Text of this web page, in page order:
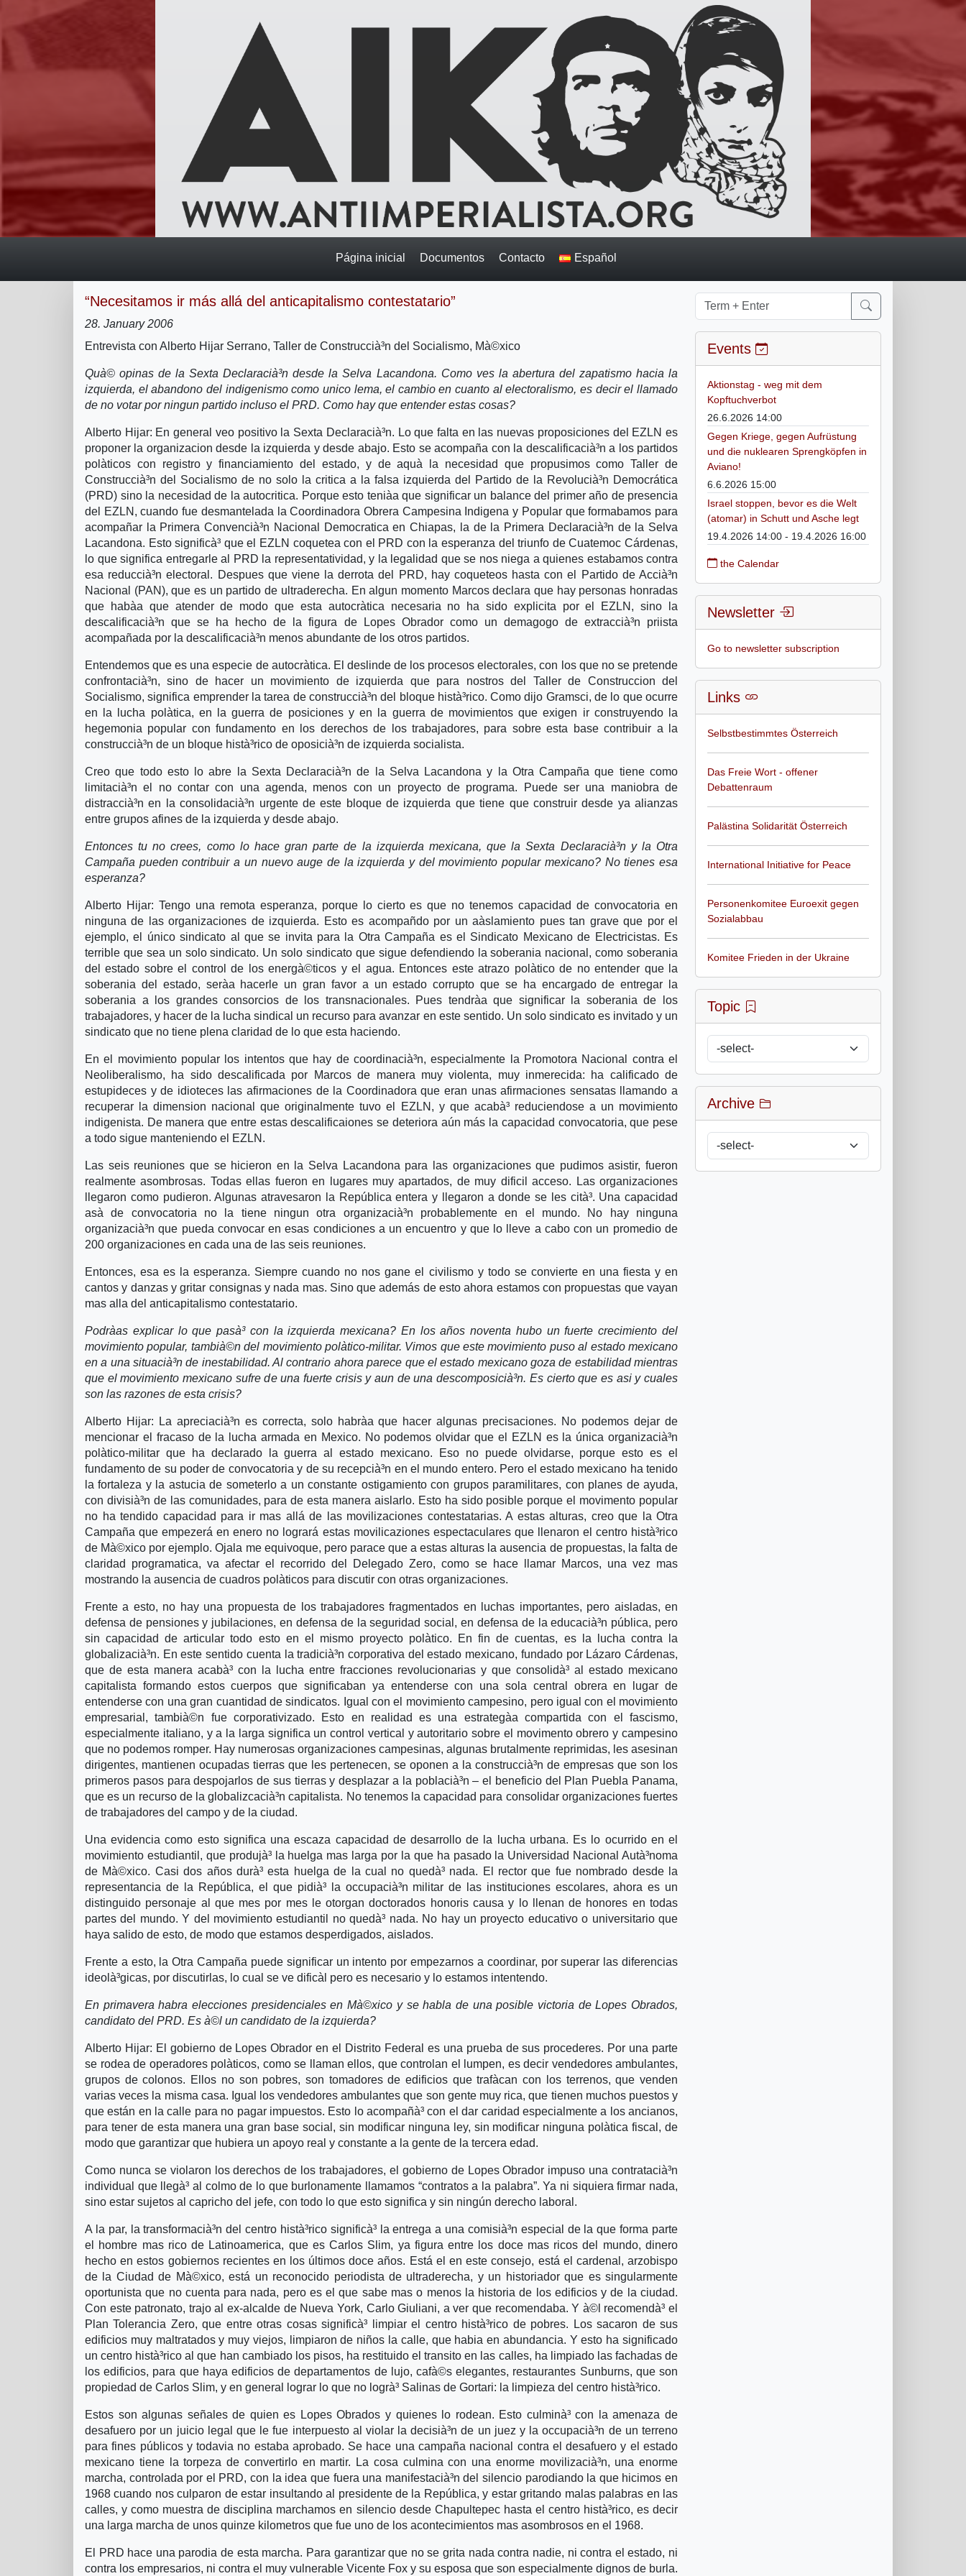
Página inicial Documentos Contacto Español
“Necesitamos ir más allá del anticapitalismo contestatario”
28. January 2006
Entrevista con Alberto Hijar Serrano, Taller de Construccià³n del Socialismo, Mà©xico
Quà© opinas de la Sexta Declaracià³n desde la Selva Lacandona. Como ves la abertura del zapatismo hacia la
izquierda, el abandono del indigenismo como unico lema, el cambio en cuanto al electoralismo, es decir el llamado
de no votar por ningun partido incluso el PRD. Como hay que entender estas cosas?
Alberto Hijar: En general veo positivo la Sexta Declaracià³n. Lo que falta en las nuevas proposiciones del EZLN es
proponer la organizacion desde la izquierda y desde abajo. Esto se acompaña con la descalificacià³n a los partidos
polà­ticos con registro y financiamiento del estado, y de aquà­ la necesidad que propusimos como Taller de
Construccià³n del Socialismo de no solo la critica a la falsa izquierda del Partido de la Revolucià³n Democrática
(PRD) sino la necesidad de la autocritica. Porque esto tenià­a que significar un balance del primer año de presencia
del EZLN, cuando fue desmantelada la Coordinadora Obrera Campesina Indigena y Popular que formabamos para
acompañar la Primera Convencià³n Nacional Democratica en Chiapas, la de la Primera Declaracià³n de la Selva
Lacandona. Esto significà³ que el EZLN coquetea con el PRD con la esperanza del triunfo de Cuatemoc Cárdenas,
lo que significa entregarle al PRD la representatividad, y la legalidad que se nos niega a quienes estabamos contra
esa reduccià³n electoral. Despues que viene la derrota del PRD, hay coqueteos hasta con el Partido de Accià³n
Nacional (PAN), que es un partido de ultraderecha. En algun momento Marcos declara que hay personas honradas
que habà­a que atender de modo que esta autocrà­tica necesaria no ha sido explicita por el EZLN, sino la
descalificacià³n que se ha hecho de la figura de Lopes Obrador como un demagogo de extraccià³n priista
acompañada por la descalificacià³n menos abundante de los otros partidos.
Entendemos que es una especie de autocrà­tica. El deslinde de los procesos electorales, con los que no se pretende
confrontacià³n, sino de hacer un movimiento de izquierda que para nostros del Taller de Construccion del
Socialismo, significa emprender la tarea de construccià³n del bloque histà³rico. Como dijo Gramsci, de lo que ocurre
en la lucha polà­tica, en la guerra de posiciones y en la guerra de movimientos que exigen ir construyendo la
hegemonia popular con fundamento en los derechos de los trabajadores, para sobre esta base contribuir a la
construccià³n de un bloque histà³rico de oposicià³n de izquierda socialista.
Creo que todo esto lo abre la Sexta Declaracià³n de la Selva Lacandona y la Otra Campaña que tiene como
limitacià³n el no contar con una agenda, menos con un proyecto de programa. Puede ser una maniobra de
distraccià³n en la consolidacià³n urgente de este bloque de izquierda que tiene que construir desde ya alianzas
entre grupos afines de la izquierda y desde abajo.
Entonces tu no crees, como lo hace gran parte de la izquierda mexicana, que la Sexta Declaracià³n y la Otra
Campaña pueden contribuir a un nuevo auge de la izquierda y del movimiento popular mexicano? No tienes esa
esperanza?
Alberto Hijar: Tengo una remota esperanza, porque lo cierto es que no tenemos capacidad de convocatoria en
ninguna de las organizaciones de izquierda. Esto es acompañdo por un aà­slamiento pues tan grave que por el
ejemplo, el único sindicato al que se invita para la Otra Campaña es el Sindicato Mexicano de Electricistas. Es
terrible que sea un solo sindicato. Un solo sindicato que sigue defendiendo la soberania nacional, como soberania
del estado sobre el control de los energà©ticos y el agua. Entonces este atrazo polà­tico de no entender que la
soberania del estado, serà­a hacerle un gran favor a un estado corrupto que se ha encargado de entregar la
soberania a los grandes consorcios de los transnacionales. Pues tendrà­a que significar la soberania de los
trabajadores, y hacer de la lucha sindical un recurso para avanzar en este sentido. Un solo sindicato es invitado y un
sindicato que no tiene plena claridad de lo que esta haciendo.
En el movimiento popular los intentos que hay de coordinacià³n, especialmente la Promotora Nacional contra el
Neoliberalismo, ha sido descalificada por Marcos de manera muy violenta, muy inmerecida: ha calificado de
estupideces y de idioteces las afirmaciones de la Coordinadora que eran unas afirmaciones sensatas llamando a
recuperar la dimension nacional que originalmente tuvo el EZLN, y que acabà³ reduciendose a un movimiento
indigenista. De manera que entre estas descalificaiones se deteriora aún más la capacidad convocatoria, que pese
a todo sigue manteniendo el EZLN.
Las seis reuniones que se hicieron en la Selva Lacandona para las organizaciones que pudimos asistir, fueron
realmente asombrosas. Todas ellas fueron en lugares muy apartados, de muy dificil acceso. Las organizaciones
llegaron como pudieron. Algunas atravesaron la República entera y llegaron a donde se les cità³. Una capacidad
asà­ de convocatoria no la tiene ningun otra organizacià³n probablemente en el mundo. No hay ninguna
organizacià³n que pueda convocar en esas condiciones a un encuentro y que lo lleve a cabo con un promedio de
200 organizaciones en cada una de las seis reuniones.
Entonces, esa es la esperanza. Siempre cuando no nos gane el civilismo y todo se convierte en una fiesta y en
cantos y danzas y gritar consignas y nada mas. Sino que además de esto ahora estamos con propuestas que vayan
mas alla del anticapitalismo contestatario.
Podrà­as explicar lo que pasà³ con la izquierda mexicana? En los años noventa hubo un fuerte crecimiento del
movimiento popular, tambià©n del movimiento polà­tico-militar. Vimos que este movimiento puso al estado mexicano
en a una situacià³n de inestabilidad. Al contrario ahora parece que el estado mexicano goza de estabilidad mientras
que el movimiento mexicano sufre de una fuerte crisis y aun de una descomposicià³n. Es cierto que es asi y cuales
son las razones de esta crisis?
Alberto Hijar: La apreciacià³n es correcta, solo habrà­a que hacer algunas precisaciones. No podemos dejar de
mencionar el fracaso de la lucha armada en Mexico. No podemos olvidar que el EZLN es la única organizacià³n
polà­tico-militar que ha declarado la guerra al estado mexicano. Eso no puede olvidarse, porque esto es el
fundamento de su poder de convocatoria y de su recepcià³n en el mundo entero. Pero el estado mexicano ha tenido
la fortaleza y la astucia de someterlo a un constante ostigamiento con grupos paramilitares, con planes de ayuda,
con divisià³n de las comunidades, para de esta manera aislarlo. Esto ha sido posible porque el movimento popular
no ha tendido capacidad para ir mas allá de las movilizaciones contestatarias. A estas alturas, creo que la Otra
Campaña que empezerá en enero no logrará estas movilicaziones espectaculares que llenaron el centro histà³rico
de Mà©xico por ejemplo. Ojala me equivoque, pero parace que a estas alturas la ausencia de propuestas, la falta de
claridad programatica, va afectar el recorrido del Delegado Zero, como se hace llamar Marcos, una vez mas
mostrando la ausencia de cuadros polà­ticos para discutir con otras organizaciones.
Frente a esto, no hay una propuesta de los trabajadores fragmentados en luchas importantes, pero aisladas, en
defensa de pensiones y jubilaciones, en defensa de la seguridad social, en defensa de la educacià³n pública, pero
sin capacidad de articular todo esto en el mismo proyecto polà­tico. En fin de cuentas, es la lucha contra la
globalizacià³n. En este sentido cuenta la tradicià³n corporativa del estado mexicano, fundado por Lázaro Cárdenas,
que de esta manera acabà³ con la lucha entre fracciones revolucionarias y que consolidà³ al estado mexicano
capitalista formando estos cuerpos que significaban ya entenderse con una sola central obrera en lugar de
entenderse con una gran cuantidad de sindicatos. Igual con el movimiento campesino, pero igual con el movimiento
empresarial, tambià©n fue corporativizado. Esto en realidad es una estrategà­a compartida con el fascismo,
especialmente italiano, y a la larga significa un control vertical y autoritario sobre el movimento obrero y campesino
que no podemos romper. Hay numerosas organizaciones campesinas, algunas brutalmente reprimidas, les asesinan
dirigentes, mantienen ocupadas tierras que les pertenecen, se oponen a la construccià³n de empresas que son los
primeros pasos para despojarlos de sus tierras y desplazar a la poblacià³n – el beneficio del Plan Puebla Panama,
que es un recurso de la globalizcacià³n capitalista. No tenemos la capacidad para consolidar organizaciones fuertes
de trabajadores del campo y de la ciudad.
Una evidencia como esto significa una escaza capacidad de desarrollo de la lucha urbana. Es lo ocurrido en el
movimiento estudiantil, que produjà³ la huelga mas larga por la que ha pasado la Universidad Nacional Autà³noma
de Mà©xico. Casi dos años durà³ esta huelga de la cual no quedà³ nada. El rector que fue nombrado desde la
representancia de la República, el que pidià³ la occupacià³n militar de las instituciones escolares, ahora es un
distinguido personaje al que mes por mes le otorgan doctorados honoris causa y lo llenan de honores en todas
partes del mundo. Y del movimiento estudiantil no quedà³ nada. No hay un proyecto educativo o universitario que
haya salido de esto, de modo que estamos desperdigados, aislados.
Frente a esto, la Otra Campaña puede significar un intento por empezarnos a coordinar, por superar las diferencias
ideolà³gicas, por discutirlas, lo cual se ve dificà­l pero es necesario y lo estamos intentendo.
En primavera habra elecciones presidenciales en Mà©xico y se habla de una posible victoria de Lopes Obrados,
candidato del PRD. Es à©l un candidato de la izquierda?
Alberto Hijar: El gobierno de Lopes Obrador en el Distrito Federal es una prueba de sus procederes. Por una parte
se rodea de operadores polà­ticos, como se llaman ellos, que controlan el lumpen, es decir vendedores ambulantes,
grupos de colonos. Ellos no son pobres, son tomadores de edificios que trafà­can con los terrenos, que venden
varias veces la misma casa. Igual los vendedores ambulantes que son gente muy rica, que tienen muchos puestos y
que están en la calle para no pagar impuestos. Esto lo acompañà³ con el dar caridad especialmente a los ancianos,
para tener de esta manera una gran base social, sin modificar ninguna ley, sin modificar ninguna polà­tica fiscal, de
modo que garantizar que hubiera un apoyo real y constante a la gente de la tercera edad.
Como nunca se violaron los derechos de los trabajadores, el gobierno de Lopes Obrador impuso una contratacià³n
individual que llegà³ al colmo de lo que burlonamente llamamos “contratos a la palabra”. Ya ni siquiera firmar nada,
sino estar sujetos al capricho del jefe, con todo lo que esto significa y sin ningún derecho laboral.
A la par, la transformacià³n del centro histà³rico significà³ la entrega a una comisià³n especial de la que forma parte
el hombre mas rico de Latinoamerica, que es Carlos Slim, ya figura entre los doce mas ricos del mundo, dinero
hecho en estos gobiernos recientes en los últimos doce años. Está el en este consejo, está el cardenal, arzobispo
de la Ciudad de Mà©xico, está un reconocido periodista de ultraderecha, y un historiador que es singularmente
oportunista que no cuenta para nada, pero es el que sabe mas o menos la historia de los edificios y de la ciudad.
Con este patronato, trajo al ex-alcalde de Nueva York, Carlo Giuliani, a ver que recomendaba. Y à©l recomendà³ el
Plan Tolerancia Zero, que entre otras cosas significà³ limpiar el centro histà³rico de pobres. Los sacaron de sus
edificios muy maltratados y muy viejos, limpiaron de niños la calle, que habia en abundancia. Y esto ha significado
un centro histà³rico al que han cambiado los pisos, ha restituido el transito en las calles, ha limpiado las fachadas de
los edificios, para que haya edificios de departamentos de lujo, cafà©s elegantes, restaurantes Sunburns, que son
propiedad de Carlos Slim, y en general lograr lo que no logrà³ Salinas de Gortari: la limpieza del centro histà³rico.
Estos son algunas señales de quien es Lopes Obrados y quienes lo rodean. Esto culminà³ con la amenaza de
desafuero por un juicio legal que le fue interpuesto al violar la decisià³n de un juez y la occupacià³n de un terreno
para fines públicos y todavia no estaba aprobado. Se hace una campaña nacional contra el desafuero y el estado
mexicano tiene la torpeza de convertirlo en martir. La cosa culmina con una enorme movilizacià³n, una enorme
marcha, controlada por el PRD, con la idea que fuera una manifestacià³n del silencio parodiando la que hicimos en
1968 cuando nos culparon de estar insultando al presidente de la República, y estar gritando malas palabras en las
calles, y como muestra de disciplina marchamos en silencio desde Chapultepec hasta el centro histà³rico, es decir
una larga marcha de unos quinze kilometros que fue uno de los acontecimientos mas asombrosos en el 1968.
El PRD hace una parodia de esta marcha. Para garantizar que no se grita nada contra nadie, ni contra el estado, ni
contra los empresarios, ni contra el muy vulnerable Vicente Fox y su esposa que son especialmente dignos de burla.
Events
Aktionstag - weg mit dem
Kopftuchverbot
26.6.2026 14:00
Gegen Kriege, gegen Aufrüstung
und die nuklearen Sprengköpfen in
Aviano!
6.6.2026 15:00
Israel stoppen, bevor es die Welt
(atomar) in Schutt und Asche legt
19.4.2026 14:00 - 19.4.2026 16:00
the Calendar
Newsletter
Go to newsletter subscription
Links
Selbstbestimmtes Österreich
Das Freie Wort - offener
Debattenraum
Palästina Solidarität Österreich
International Initiative for Peace
Personenkomitee Euroexit gegen
Sozialabbau
Komitee Frieden in der Ukraine
Topic
Archive